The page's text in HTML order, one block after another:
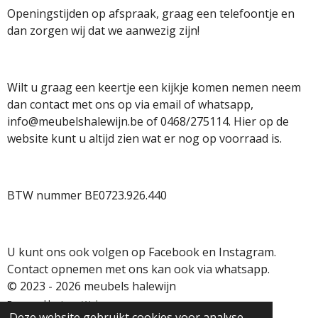
Openingstijden op afspraak, graag een telefoontje en
dan zorgen wij dat we aanwezig zijn!
Wilt u graag een keertje een kijkje komen nemen neem
dan contact met ons op via email of whatsapp,
info@meubelshalewijn.be of 0468/275114. Hier op de
website kunt u altijd zien wat er nog op voorraad is.
BTW nummer BE0723.926.440
U kunt ons ook volgen op Facebook en Instagram.
Contact opnemen met ons kan ook via whatsapp.
© 2023 - 2026 meubels halewijn
Powered byJouwWeb